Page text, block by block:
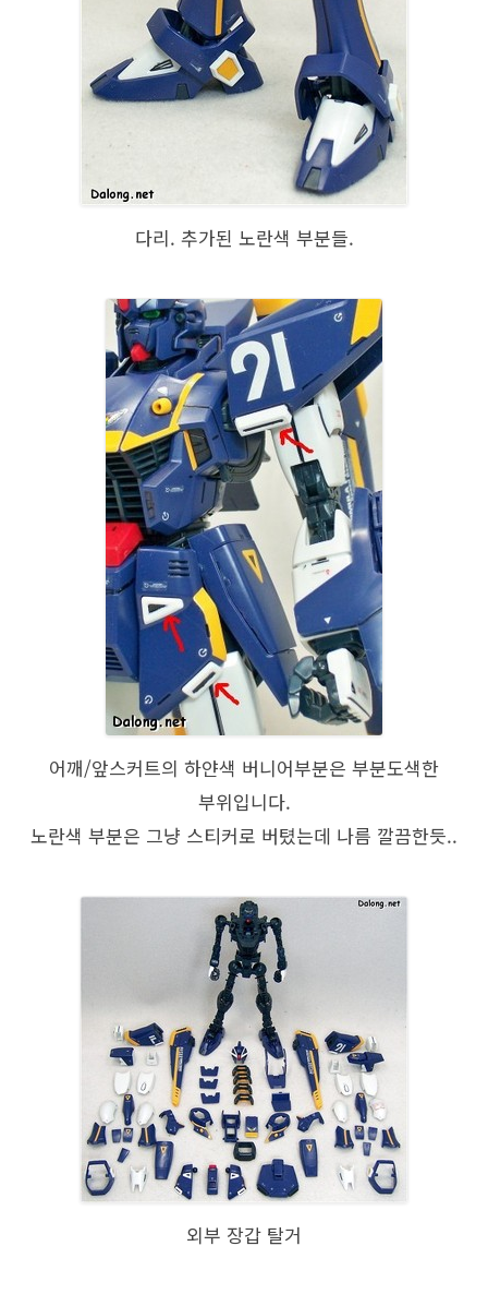
다리. 추가된 노란색 부분들.
어깨/앞스커트의 하얀색 버니어부분은 부분도색한
부위입니다.
노란색 부분은 그냥 스티커로 버텼는데 나름 깔끔한듯..
외부 장갑 탈거